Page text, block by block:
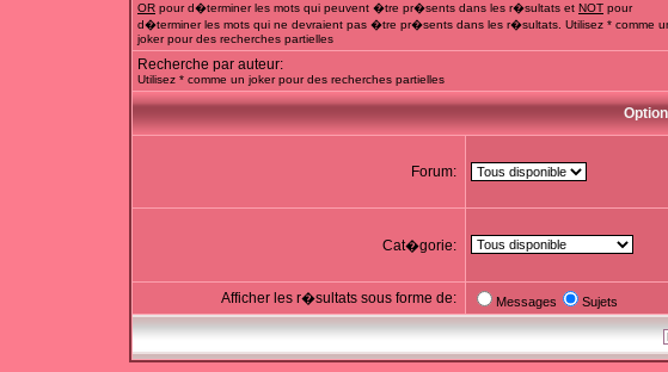
OR pour d�terminer les mots qui peuvent �tre pr�sents dans les r�sultats et NOT pour
d�terminer les mots qui ne devraient pas �tre pr�sents dans les r�sultats. Utilisez * comme
joker pour des recherches partielles
Recherche par auteur:
Utilisez * comme un joker pour des recherches partielles
Forum:
Cat�gorie:
Afficher les r�sultats sous forme de: Messages Sujets